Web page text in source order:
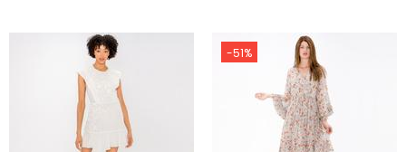
-51%